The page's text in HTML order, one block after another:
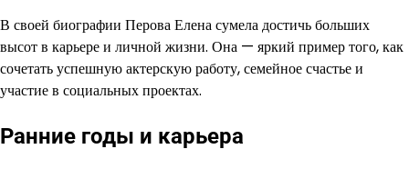
В своей биографии Перова Елена сумела достичь больших
высот в карьере и личной жизни. Она — яркий пример того, как
сочетать успешную актерскую работу, семейное счастье и
участие в социальных проектах.
Ранние годы и карьера